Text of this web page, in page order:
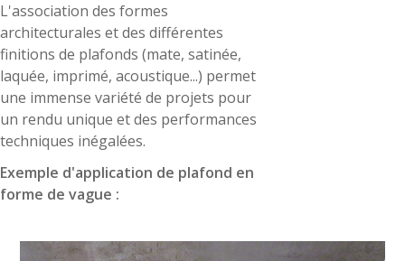
L'association des formes
architecturales et des différentes
finitions de plafonds (mate, satinée,
laquée, imprimé, acoustique...) permet
une immense variété de projets pour
un rendu unique et des performances
techniques inégalées.
Exemple d'application de plafond en
forme de vague :